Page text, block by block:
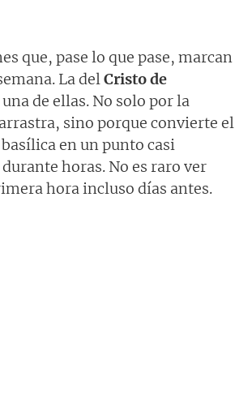
que, pase lo que pase, marcan
La delCristo de
una de ellas. No solo por la
sino porque convierte el
en un punto casi
horas. No es raro ver
hora incluso días antes.